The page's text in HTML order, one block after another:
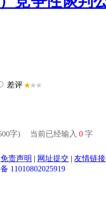
差评
字) 当前已经输入 0 字
免责声明 | 网址提交 | 友情链接
11010802025919